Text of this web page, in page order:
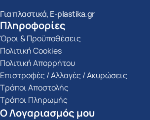
Για πλαστικά, E-plastika.gr
Πληροφορίες
Όροι & Προϋποθέσεις
Πολιτική Cookies
Πολιτική Απορρήτου
Επιστροφές / Αλλαγές / Ακυρώσεις
Τρόποι Αποστολής
Τρόποι Πληρωμής
Ο Λογαριασμός μου